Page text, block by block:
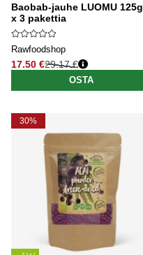
Baobab-jauhe LUOMU 125g
x 3 pakettia
Rawfoodshop
17.50 €
Normaali hinta
29.17 €
OSTA
30%